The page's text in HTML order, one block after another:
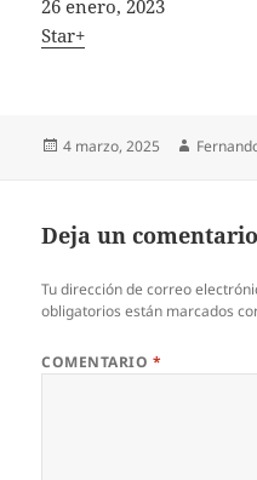
Fecha
26 enero, 2023
In relation to
Star+
Publicado
4 marzo, 2025 Autor
Deja un comentario
Tu dirección de correo
obligatorios están marcados
COMENTARIO *